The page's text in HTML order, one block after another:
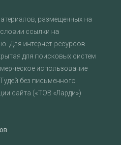
размещенных на
ссылки на
Для интернет-ресурсов
для поисковых систем
использование
без письменного
сайта («ТОВ «Ларди»)